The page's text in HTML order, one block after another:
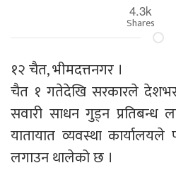
4.3k
Shares
१२ चैत, भीमदत्तनगर ।
चैत १ गतेदेखि सरकारले देशभर
सवारी साधन गुड्न प्रतिबन्ध
यातायात व्यवस्था कार्यालयले
लगाउन थालेको छ ।